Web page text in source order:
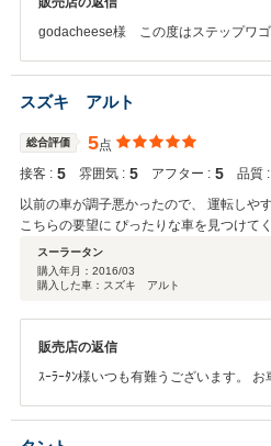
godacheese様 この度はステップワ
ただき、また初めて購入するお車のお
同大変嬉しく思っております。 今後と
スズキ アルト
総合評価 5点
接客 : 5 雰囲気 : 5 アフター : 5 品質 :
以前の車が調子悪かったので、 運転しや
こちらの要望に ぴったりな車を見つけてく
スーラータン
購入年月： 2016/03
購入した車：スズキ アルト
販売店の返信
ｽｰﾗｰﾀﾝ様いつも有難うございます。